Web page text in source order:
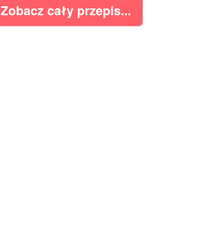
Zobacz cały przepis...